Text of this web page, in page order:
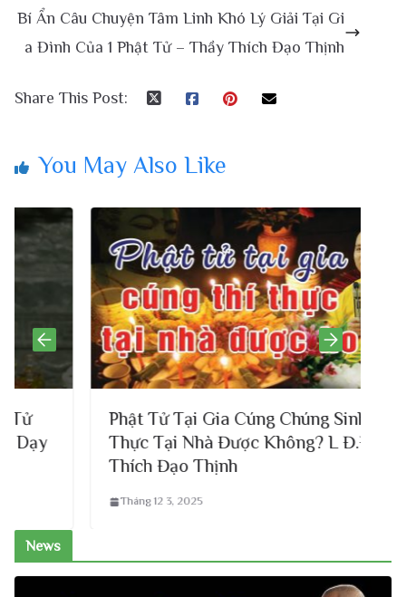
Bí Ẩn Câu Chuyện Tâm Linh Khó Lý Giải Tại Gi
a Đình Của 1 Phật Tử – Thầy Thích Đạo Thịnh
Share This Post:
You May Also Like
Phật Tử Tại Gia Cúng Chúng Sinh Thí
Thực Tại Nhà Được Không? L Đ.Đ
Thích Đạo Thịnh
Tháng 12 3, 2025
News